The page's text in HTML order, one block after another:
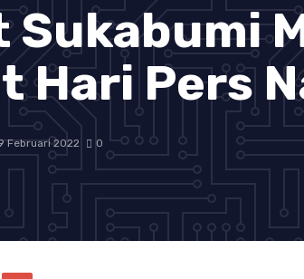
Sukabumi
Hari Pers
Februari 2022 0